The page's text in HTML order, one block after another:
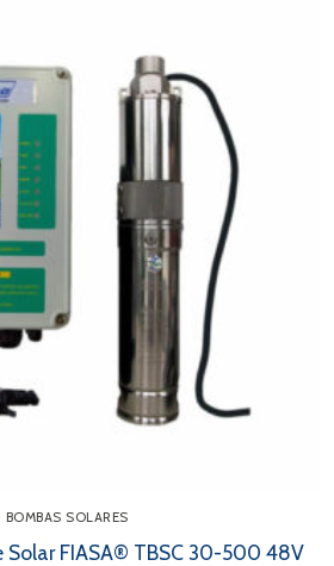
BOMBAS SOLARES
Solar FIASA® TBSC 30-500 48V